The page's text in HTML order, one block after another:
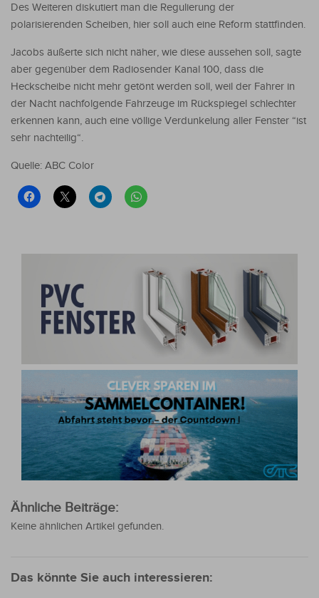
Des Weiteren diskutiert man die Regulierung der
polarisierenden Scheiben, hier soll auch eine Reform stattfinden.
Jacobs äußerte sich nicht näher, wie diese aussehen soll, sagte
aber gegenüber dem Radiosender Kanal 100, dass die
Heckscheibe nicht mehr getönt werden soll, weil der Fahrer in
der Nacht nachfolgende Fahrzeuge im Rückspiegel schlechter
erkennen kann, auch eine völlige Verdunkelung aller Fenster “ist
sehr nachteilig“.
Quelle: ABC Color
Ähnliche Beiträge:
Keine ähnlichen Artikel gefunden.
Das könnte Sie auch interessieren: